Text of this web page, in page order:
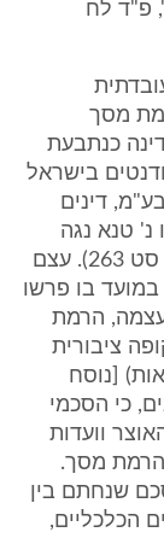
פ"ד לח
מסך
כנתבעת
04 ארגון הסטודנטים בישראל
דינים
3755/03 בן חמו נ' טנא נגה
(שיווק) 1981 בע"מ ואח', דינים עליון כרך סט 263). עצם
בו פרשו
הרמת
ציבורית
[נוסח
המשיבים, כי הסכמי
וועדות
מסך.
שנחתם בין
הכלכליים,